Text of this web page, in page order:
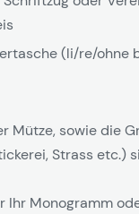
(li/re/ohne
Mütze, sowie die
Strass etc.)
Ihr Monogramm